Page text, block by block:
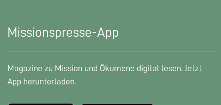
Missionspresse-App
Magazine zu Mission und Ökumene digital lesen. Jetzt
App herunterladen.